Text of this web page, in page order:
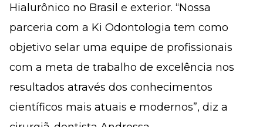
Hialurônico no Brasil e exterior. “Nossa
parceria com a Ki Odontologia tem como
objetivo selar uma equipe de profissionais
com a meta de trabalho de excelência nos
resultados através dos conhecimentos
científicos mais atuais e modernos”, diz a